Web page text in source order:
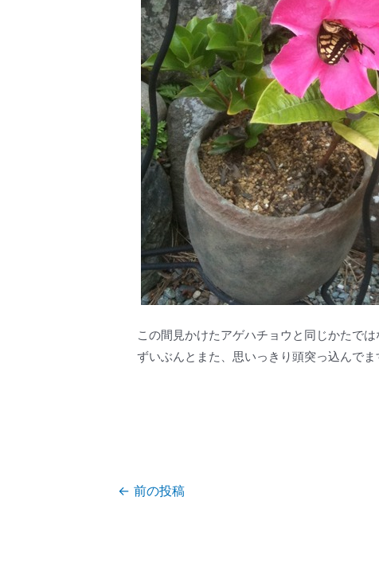
この間見かけたアゲハチョウと同じかたで
ずいぶんとまた、思いっきり頭突っ込んで
← 前の投稿